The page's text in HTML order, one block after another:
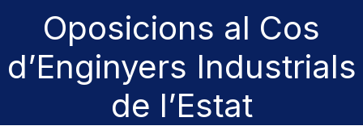
Oposicions al Cos
d’Enginyers Industrials
de l’Estat